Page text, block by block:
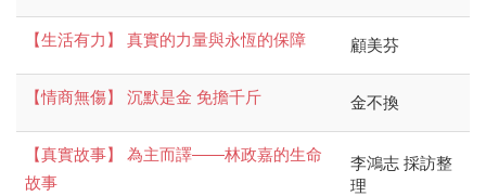
【生活有力】 真實的力量與永恆的保障 顧美芬
【情商無傷】 沉默是金 免擔千斤 金不換
【真實故事】 為主而譯——林政嘉的生命
故事
李鴻志 採訪整
理